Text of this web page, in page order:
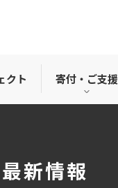
クト 寄付・ご支援
最新情報